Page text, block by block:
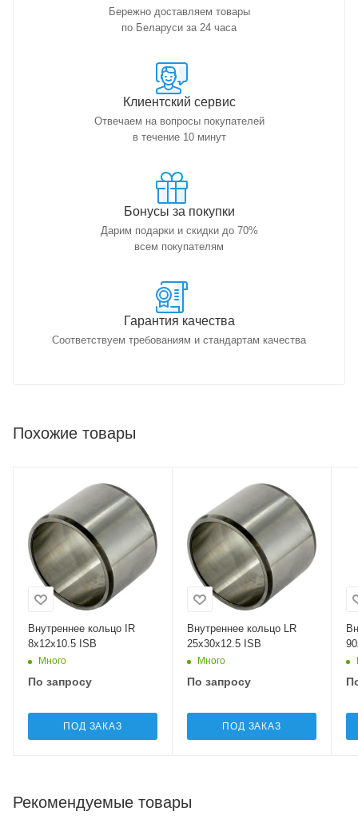
Бережно доставляем товары
по Беларуси за 24 часа
Клиентский сервис
Отвечаем на вопросы покупателей
в течение 10 минут
Бонусы за покупки
Дарим подарки и скидки до 70%
всем покупателям
Гарантия качества
Соответствуем требованиям и стандартам качества
Похожие товары
Внутреннее кольцо IR
8x12x10.5 ISB
Много
По запросу
ПОД ЗАКАЗ
Внутреннее кольцо LR
25x30x12.5 ISB
Много
По запросу
ПОД ЗАКАЗ
Рекомендуемые товары